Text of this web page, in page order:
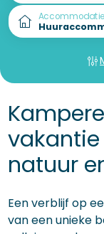
Accommodatie
vakantie
natuur
Een verblijf op
van een unieke